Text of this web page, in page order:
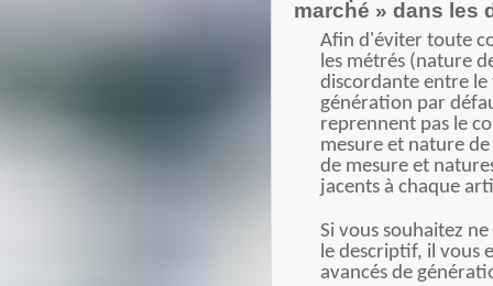
marché » dans les
Afin d'éviter toute
les métrés (nature
discordante entre
génération par
reprennent pas le
mesure et nature
de mesure et
jacents à chaque
Si vous souhaitez
le descriptif, il vous
avancés de